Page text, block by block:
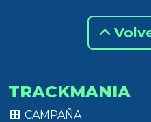
TRACKMANIA
CAMPAÑA